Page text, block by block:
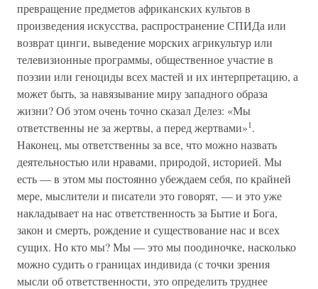
превращение предметов африканских культов в
произведения искусства, распространение СПИДа или
возврат цинги, выведение морских агрикультур или
телевизионные программы, общественное участие в
поэзии или геноциды всех мастей и их интерпретацию, а
может быть, за навязывание миру западного образа
жизни? Об этом очень точно сказал Делез: «Мы
ответственны не за жертвы, а перед жертвами»1.
Наконец, мы ответственны за все, что можно назвать
деятельностью или нравами, природой, историей. Мы
есть — в этом мы постоянно убеждаем себя, по крайней
мере, мыслители и писатели это говорят, — и это уже
накладывает на нас ответственность за Бытие и Бога,
закон и смерть, рождение и существование нас и всех
сущих. Но кто мы? Мы — это мы поодиночке, насколько
можно судить о границах индивида (с точки зрения
мысли об ответственности, это определить труднее